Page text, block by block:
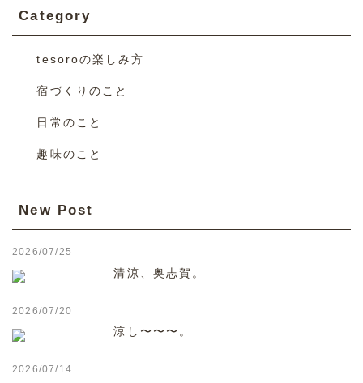
Category
tesoroの楽しみ方
宿づくりのこと
日常のこと
趣味のこと
New Post
2026/07/25
清涼、奥志賀。
2026/07/20
涼し〜〜〜。
2026/07/14